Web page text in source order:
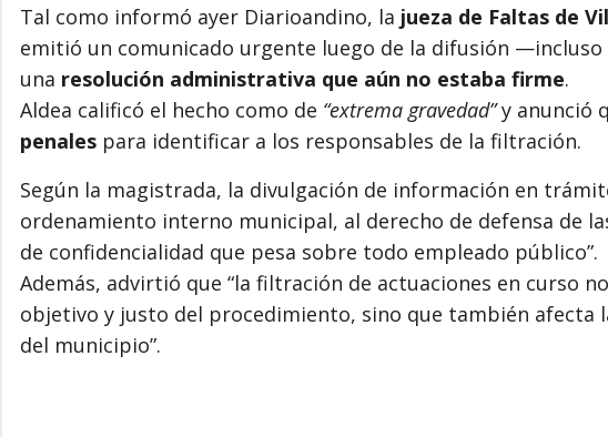
Tal como informó ayer Diarioandino, la jueza de Faltas de
emitió un comunicado urgente luego de la difusión
una resolución administrativa que aún no estaba firme.
Aldea calificó el hecho como de “extrema gravedad”y anunció
penales para identificar a los responsables de la filtración.
Según la magistrada, la divulgación de información en
ordenamiento interno municipal, al derecho de defensa de
de confidencialidad que pesa sobre todo empleado público”.
Además, advirtió que “la filtración de actuaciones en curso
objetivo y justo del procedimiento, sino que también afecta
del municipio”.